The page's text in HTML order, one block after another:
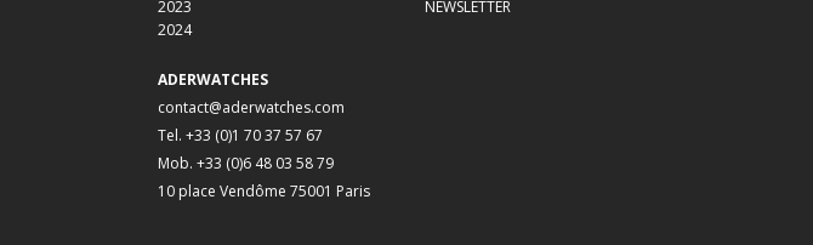
2023
2024
ADERWATCHES
contact@aderwatches.com
Tel. +33 (0)1 70 37 57 67
Mob. +33 (0)6 48 03 58 79
10 place Vendôme 75001 Paris
NEWSLETTER